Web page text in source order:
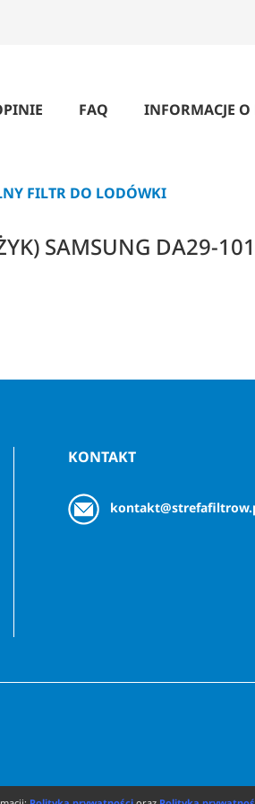
FAQ INFORMACJE O
FILTR DO LODÓWKI
SAMSUNG DA29-
KONTAKT